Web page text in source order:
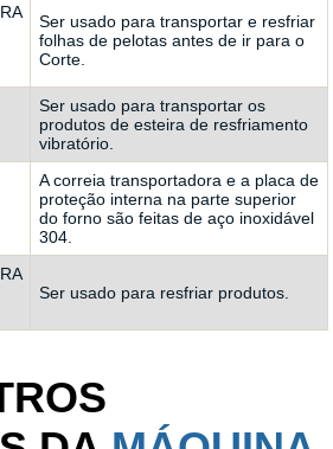
Ser usado para transportar e resfriar
folhas de pelotas antes de ir para o
Corte.
Ser usado para transportar os
produtos de esteira de resfriamento
vibratório.
A correia transportadora e a placa de
proteção interna na parte superior
do forno são feitas de aço inoxidável
304.
Ser usado para resfriar produtos.